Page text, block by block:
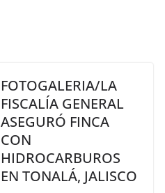
FOTOGALERIA/LA
FISCALÍA GENERAL
ASEGURÓ FINCA
CON
HIDROCARBUROS
EN TONALÁ, JALISCO